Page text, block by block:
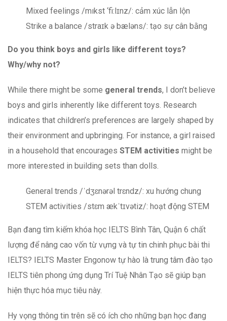
Mixed feelings /mıkst ‘fi:lɪnz/: cảm xúc lẫn lộn
Strike a balance /straɪk ə bæləns/: tạo sự cân bằng
Do you think boys and girls like different toys?
Why/why not?
While there might be some general trends, I don’t believe
boys and girls inherently like different toys. Research
indicates that children’s preferences are largely shaped by
their environment and upbringing. For instance, a girl raised
in a household that encourages STEM activities might be
more interested in building sets than dolls.
General trends /ˈdʒɛnərəl trɛndz/: xu hướng chung
STEM activities /stɛm ækˈtɪvətiz/: hoạt động STEM
Bạn đang tìm kiếm khóa học IELTS Bình Tân, Quận 6 chất
lượng để nâng cao vốn từ vựng và tự tin chinh phục bài thi
IELTS? IELTS Master Engonow tự hào là trung tâm đào tạo
IELTS tiên phong ứng dụng Trí Tuệ Nhân Tạo sẽ giúp bạn
hiện thực hóa mục tiêu này.
Hy vọng thông tin trên sẽ có ích cho những bạn học đang